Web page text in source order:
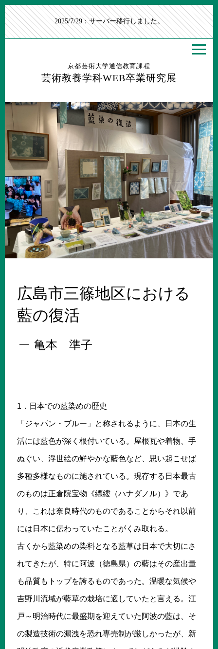
2025/7/29：サーバー移行しました。
京都芸術大学通信教育課程
芸術教養学科WEB卒業研究展
広島市三篠地区における
藍の復活
亀本 準子
1．日本での藍染めの歴史
「ジャパン・ブルー」と称されるように、日本の生
活には藍色が深く根付いている。屋根瓦や着物、手
ぬぐい、浮世絵の鮮やかな藍色など、思い起こせば
多種多様なものに施されている。現存する日本最古
のものは正倉院宝物《縹縷（ハナダノル）》であ
り、これは奈良時代のものであることからそれ以前
には日本に伝わっていたことがくみ取れる。
古くから藍染めの染料となる藍草は日本で大切にさ
れてきたが、特に阿波（徳島県）の藍はその産出量
も品質もトップを誇るものであった。温暖な気候や
吉野川流域が藍草の栽培に適していたと言える。江
戸～明治時代に最盛期を迎えていた阿波の藍は、そ
の製造技術の漏洩を恐れ専売制が厳しかったが、新